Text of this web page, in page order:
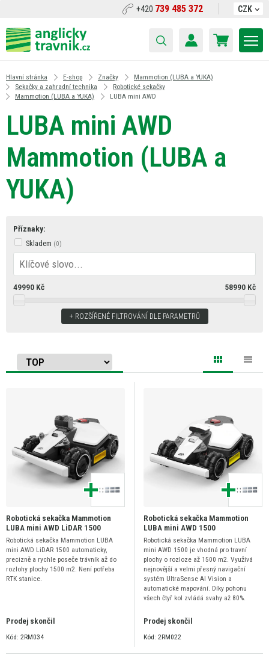
+420 739 485 372 CZK
Hlavní stránka E-shop Značky
Mammotion (LUBA a YUKA)
Sekačky a zahradní technika
Robotické sekačky
Mammotion (LUBA a YUKA)
LUBA mini AWD
LUBA mini AWD
Mammotion (LUBA a
YUKA)
Příznaky:
Skladem
49990Kč 58990 Kč
ROZŠÍŘENÉ FILTROVÁNÍ DLE PARAMETRŮ
Robotická sekačka Mammotion
LUBA mini AWD LiDAR 1500
Robotická sekačka Mammotion LUBA
mini AWD LiDAR 1500 automaticky,
precizně a rychle poseče trávník až do
rozlohy plochy 1500 m2. Není potřeba
RTK stanice.
Prodej skončil
Kód: 2RM034
Robotická sekačka Mammotion
LUBA mini AWD 1500
Robotická sekačka Mammotion LUBA
mini AWD 1500 je vhodná pro travní
plochy o rozloze až 1500 m2. Využívá
nejnovější a velmi přesný navigační
systém UltraSense AI Vision a
automatické mapování. Díky pohonu
všech čtyř kol zvládá svahy až 80%.
Prodej skončil
Kód: 2RM022